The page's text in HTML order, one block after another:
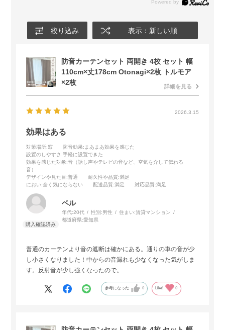
絞り込み 表示：新しい順
防音カーテンセット 両開き 4枚 セット 幅
110cm×丈178cm Otonagi×2枚 トルモア
×2枚
詳細を見る
2026.3.15
効果はある
対策場所:窓 防音効果:まあまあ効果を感じた
設置のしやすさ :手軽に設置できた
効果を感じた対象:音（話し声やテレビの音など、空気を介して伝わる
音）
デザインや見た目 :普通 耐久性や品質:満足
におい:全く気にならない 配送品質:満足 対応品質:満足
ベル
年代:20代 性別:男性 住まい:賃貸マンション
都道府県:愛知県
普通のカーテンより音の遮断は確かにある。通りの車の音が少
し小さくなりました！中からの音漏れも少なくなった気がしま
す。反射音が少し強くなったので。
参考になった 0 Like! 0